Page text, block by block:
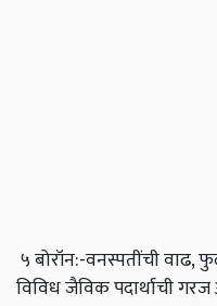
५ बोरॉन:-वनस्पतींची वाढ,
विविध जैविक पदार्थाची